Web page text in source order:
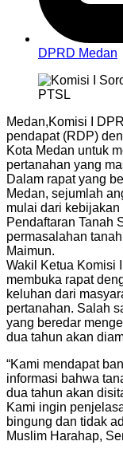
DPRD Medan
Medan,Komisi I
pendapat (RDP)
Kota Medan untuk
pertanahan yang
Dalam rapat yang
Medan, sejumlah
mulai dari
Pendaftaran Tanah
permasalahan
Maimun.
Wakil Ketua Komisi
membuka rapat
keluhan dari
pertanahan. Salah
yang beredar
dua tahun akan
“Kami mendapat
informasi bahwa
dua tahun akan
Kami ingin
bingung dan tidak
Muslim Harahap,